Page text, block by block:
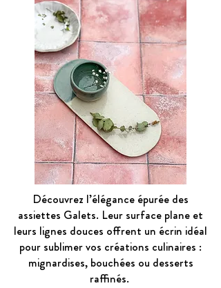
Découvrez l’élégance épurée des
assiettes Galets. Leur surface plane et
leurs lignes douces offrent un écrin idéal
pour sublimer vos créations culinaires :
mignardises, bouchées ou desserts
raffinés.